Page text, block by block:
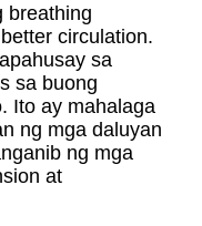
breathing
circulation.
sa
sa buong
Ito ay mahalaga
ng mga daluyan
ng mga
at